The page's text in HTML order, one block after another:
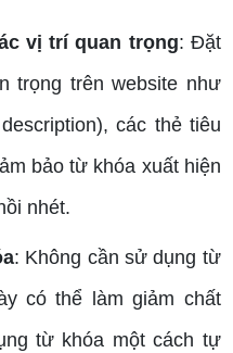
vị trí quan trọng: Đặt
trọng trên website như
các thẻ tiêu
bảo từ khóa xuất hiện
nhét.
: Không cần sử dụng từ
có thể làm giảm chất
từ khóa một cách tự